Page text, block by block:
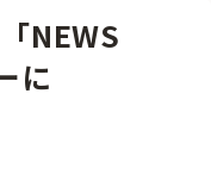
NEWS
に